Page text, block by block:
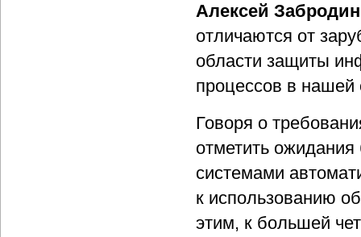
Алексей
отличаются от
области защиты
процессов в
Говоря о
отметить
системами
к использованию
этим, к большей